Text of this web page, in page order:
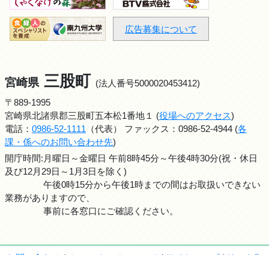
広告募集について
宮崎県 三股町 (法人番号5000020453412)
〒889-1995
宮崎県北諸県郡三股町五本松1番地１ (役場へのアクセス)
電話： 0986-52-1111 （代表） ファックス：0986-52-4944 (各
課・係へのお問い合わせ先)
開庁時間:月曜日～金曜日 午前8時45分～午後4時30分(祝・休日
及び12月29日～1月3日を除く)
午後0時15分から午後1時までの間はお取扱いできない
業務がありますので、
事前に各窓口にご確認ください。